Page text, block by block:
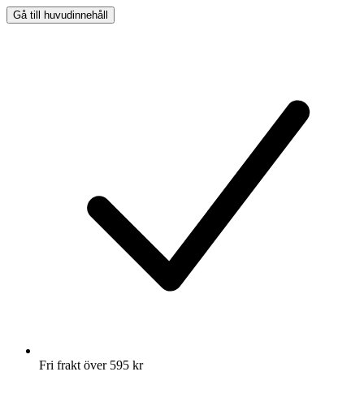
Gå till huvudinnehåll
Fri frakt över 595 kr